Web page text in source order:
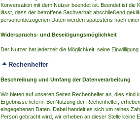
Konversation mit dem Nutzer beendet ist. Beendet ist
lässt, dass der betroffene Sachverhalt abschließend
personenbezogenen Daten werden spätestens nach
Widerspruchs- und Beseitigungsmöglichkeit
Der Nutzer hat jederzeit die Möglichkeit, seine
Rechenhelfer
Beschreibung und Umfang der Datenverarbeitung
Wir bieten auf unseren Seiten Rechenhelfer an, dies sind
Ergebnisse liefern. Bei Nutzung der Rechenhelfer,
eingegebenen Daten. Dabei handelt es sich um reines
Person gebracht wird, wir erheben an dieser Stelle keine